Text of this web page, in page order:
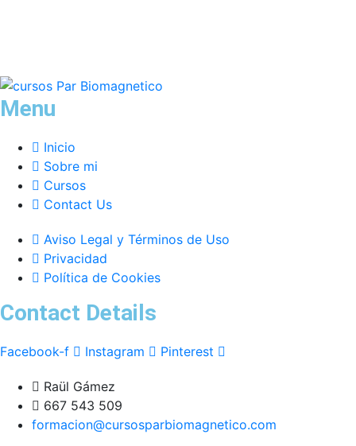
Menu
Inicio
Sobre mi
Cursos
Contact Us
Aviso Legal y Términos de Uso
Privacidad
Política de Cookies
Contact Details
Facebook-f Instagram Pinterest
Raül Gámez
667 543 509
formacion@cursosparbiomagnetico.com